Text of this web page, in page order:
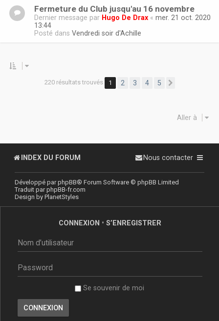
Fermeture du Club jusqu'au 16 novembre
Dernier message par Hugo De Drax « mer. 21 oct. 2020
13:44
Posté dans Vendredi soir d'Achille
220 résultats trouvés 1 2 3 4 5
Aller à
INDEX DU FORUM Nous contacter
Développé parphpBB® Forum Software © phpBB Limited
Traduit parphpBB-fr.com
Design by PlanetStyles
CONNEXION • S’ENREGISTRER
Se souvenir de moi